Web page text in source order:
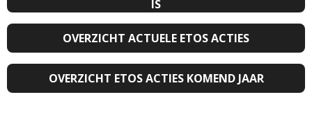
IS
OVERZICHT ACTUELE ETOS ACTIES
OVERZICHT ETOS ACTIES KOMEND JAAR